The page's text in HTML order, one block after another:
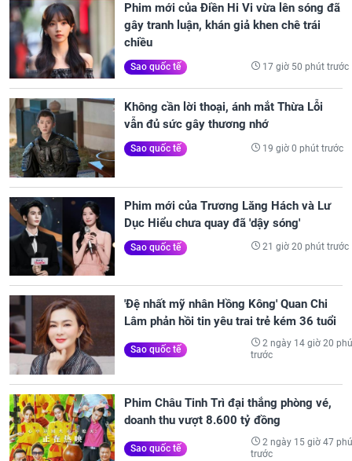
Phim mới của Điền Hi Vi vừa lên sóng đã
gây tranh luận, khán giả khen chê trái
chiều
Sao quốc tế 17 giờ 50 phút trước
Không cần lời thoại, ánh mắt Thừa Lỗi
vẫn đủ sức gây thương nhớ
Sao quốc tế 19 giờ 0 phút trước
Phim mới của Trương Lăng Hách và Lư
Dục Hiểu chưa quay đã 'dậy sóng'
Sao quốc tế 21 giờ 20 phút trước
'Đệ nhất mỹ nhân Hồng Kông' Quan Chi
Lâm phản hồi tin yêu trai trẻ kém 36 tuổi
Sao quốc tế
2 ngày 14 giờ 20
trước
Phim Châu Tinh Trì đại thắng phòng vé,
doanh thu vượt 8.600 tỷ đồng
Sao quốc tế
2 ngày 15 giờ 47
trước